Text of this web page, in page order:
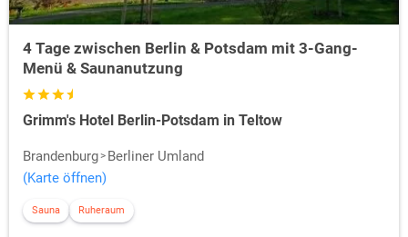
4 Tage zwischen Berlin & Potsdam mit 3-Gang-
Menü & Saunanutzung
Grimm's Hotel Berlin-Potsdam in Teltow
Brandenburg
Berliner Umland
(Karte öffnen)
Sauna Ruheraum